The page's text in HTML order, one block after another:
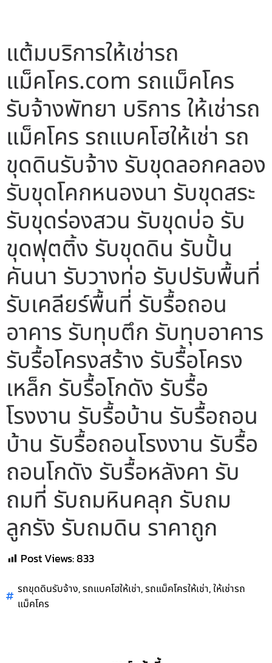
แต้มบริการให้เช่ารถ
แม็คโคร.com รถแม็คโคร
รับจ้างพัทยา บริการ ให้เช่ารถ
แม็คโคร รถแบคโฮให้เช่า รถ
ขุดดินรับจ้าง รับขุดลอกคลอง
รับขุดโคกหนองนา รับขุดสระ
รับขุดร่องสวน รับขุดบ่อ รับ
ขุดฟุตติ้ง รับขุดดิน รับปั้น
คันนา รับวางท่อ รับปรับพื้นที่
รับเคลียร์พื้นที่ รับรื้อถอน
อาคาร รับทุบตึก รับทุบอาคาร
รับรื้อโครงสร้าง รับรื้อโครง
เหล็ก รับรื้อโกดัง รับรื้อ
โรงงาน รับรื้อบ้าน รับรื้อถอน
บ้าน รับรื้อถอนโรงงาน รับรื้อ
ถอนโกดัง รับรื้อหลังคา รับ
ถมที่ รับถมหินคลุก รับถม
ลูกรัง รับถมดิน ราคาถูก
Post Views:833
รถขุดดินรับจ้าง,รถแบคโฮให้เช่า,รถแม็คโครให้เช่า,ให้เช่ารถ
แม็คโคร